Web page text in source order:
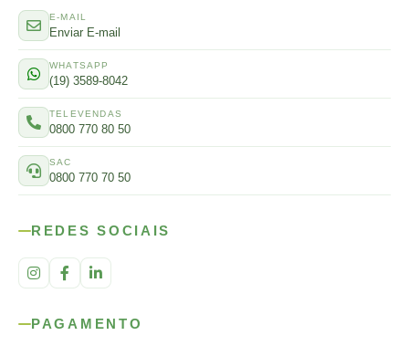
E-MAIL
Enviar E-mail
WHATSAPP
(19) 3589-8042
TELEVENDAS
0800 770 80 50
SAC
0800 770 70 50
REDES SOCIAIS
PAGAMENTO